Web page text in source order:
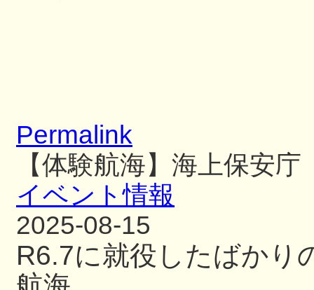
Permalink
【体験航海】海上保安
イベント情報
2025-08-15
R6.7に就役したばかり